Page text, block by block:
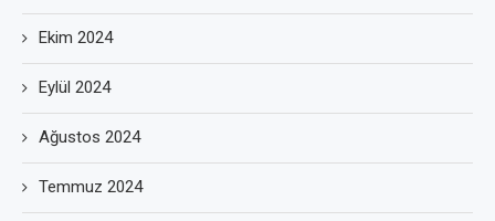
Ekim 2024
Eylül 2024
Ağustos 2024
Temmuz 2024